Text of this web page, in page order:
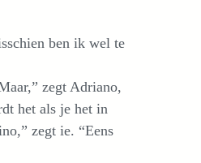
ben ik wel te
zegt Adriano,
het als je het in
zegt ie. “Eens